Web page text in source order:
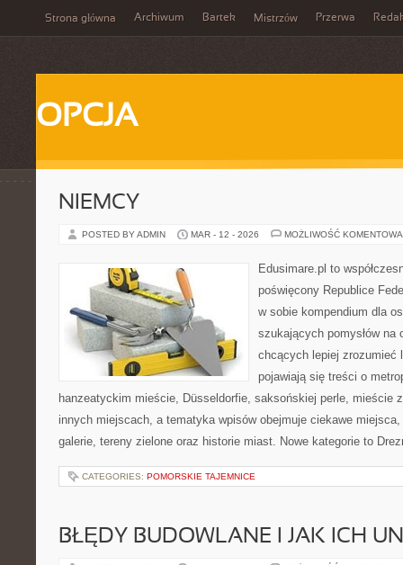
Strona główna Archiwum Bartek Mistrzów Przerwa
OPCJA
NIEMCY
POSTED BY ADMIN MAR - 12 - 2026 MOŻLIWOŚĆ
Edusimare.pl to
poświęcony Republice
w sobie kompendium dla
szukających pomysłów
chcących lepiej zrozumieć
pojawiają się treści o
hanzeatyckim mieście, Düsseldorfie, saksońskiej perle, mieście
innych miejscach, a tematyka wpisów obejmuje ciekawe
galerie, tereny zielone oraz historie miast. Nowe kategorie to
CATEGORIES: POMORSKIE TAJEMNICE
BŁĘDY BUDOWLANE I JAK ICH